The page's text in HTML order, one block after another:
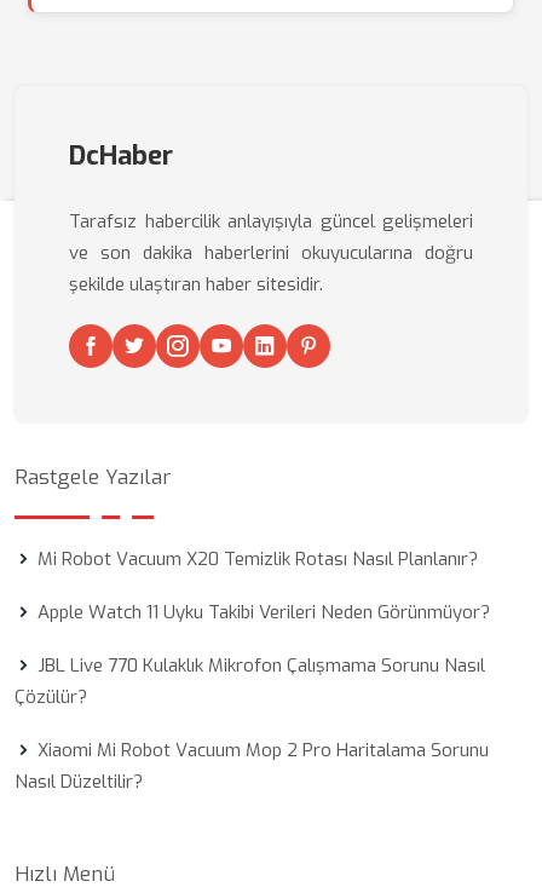
DcHaber
Tarafsız habercilik anlayışıyla güncel gelişmeleri
ve son dakika haberlerini okuyucularına doğru
şekilde ulaştıran haber sitesidir.
Rastgele Yazılar
Mi Robot Vacuum X20 Temizlik Rotası Nasıl Planlanır?
Apple Watch 11 Uyku Takibi Verileri Neden Görünmüyor?
JBL Live 770 Kulaklık Mikrofon Çalışmama Sorunu Nasıl
Çözülür?
Xiaomi Mi Robot Vacuum Mop 2 Pro Haritalama Sorunu
Nasıl Düzeltilir?
Hızlı Menü